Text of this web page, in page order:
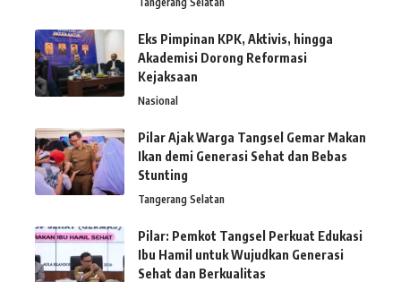
Eks Pimpinan KPK, Aktivis, hingga
Akademisi Dorong Reformasi
Kejaksaan
Nasional
Pilar Ajak Warga Tangsel Gemar Makan
Ikan demi Generasi Sehat dan Bebas
Stunting
Tangerang Selatan
Pilar: Pemkot Tangsel Perkuat Edukasi
Ibu Hamil untuk Wujudkan Generasi
Sehat dan Berkualitas